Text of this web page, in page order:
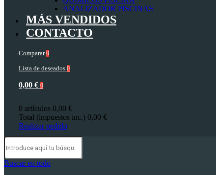
ANALIZADOR PISCINAS
MÁS VENDIDOS
CONTACTO
Comparar 0
Lista de deseados 0
0,00 € 0
0 artículos 0,00 €
Total (impuestos inc.) 0,00 €
Realizar pedido
Buscar en todo